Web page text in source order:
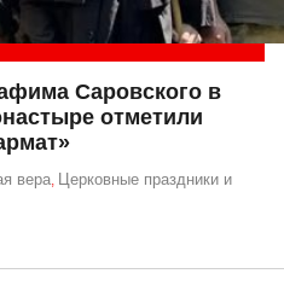
Саровского в
отметили
вера, Церковные праздники и